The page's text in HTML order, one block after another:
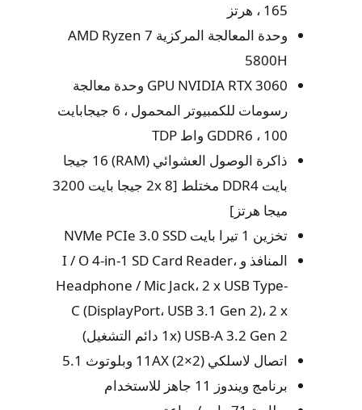
، 165 هرتز
وحدة المعالجة المركزية AMD Ryzen 7
5800H
GPU NVIDIA RTX 3060 وحدة معالجة
رسومات للكمبيوتر المحمول ، 6 جيجابايت
GDDR6 ، 100 واط TDP
ذاكرة الوصول العشوائي (RAM) 16 جيجا
بايت DDR4 مختلط [2x 8 جيجا بايت 3200
ميجا هرتز]
تخزين 1 تيرا بايت NVMe PCIe 3.0 SSD
المنافذ و I / O 4-in-1 SD Card Reader،
Headphone / Mic Jack، 2 x USB Type-
C (DisplayPort، USB 3.1 Gen 2)، 2 x
USB-A 3.2 Gen 2 (1x دائم التشغيل)
اتصال لاسلكي 11AX (2×2) وبلوتوث 5.1
برنامج ويندوز 11 جاهز للاستخدام